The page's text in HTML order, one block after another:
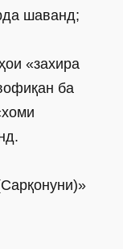
шаванд;
«захира
ба